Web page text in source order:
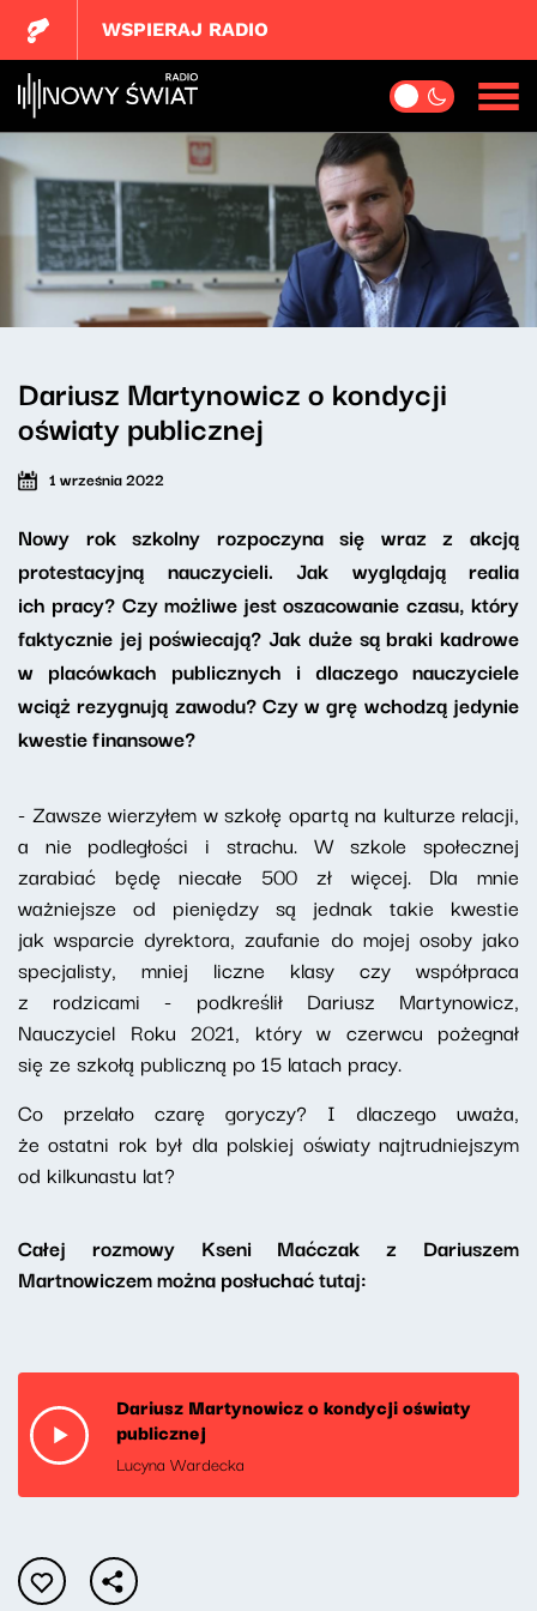
WSPIERAJ RADIO
Dariusz Martynowicz o kondycji
oświaty publicznej
1 września 2022
Nowy rok szkolny rozpoczyna się wraz z akcją
protestacyjną nauczycieli. Jak wyglądają realia
ich pracy? Czy możliwe jest oszacowanie czasu, który
faktycznie jej poświecają? Jak duże są braki kadrowe
w placówkach publicznych i dlaczego nauczyciele
wciąż rezygnują zawodu? Czy w grę wchodzą jedynie
kwestie finansowe?
- Zawsze wierzyłem w szkołę opartą na kulturze relacji,
a nie podległości i strachu. W szkole społecznej
zarabiać będę niecałe 500 zł więcej. Dla mnie
ważniejsze od pieniędzy są jednak takie kwestie
jak wsparcie dyrektora, zaufanie do mojej osoby jako
specjalisty, mniej liczne klasy czy współpraca
z rodzicami - podkreślił Dariusz Martynowicz,
Nauczyciel Roku 2021, który w czerwcu pożegnał
się ze szkołą publiczną po 15 latach pracy.
Co przelało czarę goryczy? I dlaczego uważa,
że ostatni rok był dla polskiej oświaty najtrudniejszym
od kilkunastu lat?
Całej rozmowy Kseni Maćczak z Dariuszem
Martnowiczem można posłuchać tutaj:
Dariusz Martynowicz o kondycji oświaty
publicznej
Lucyna Wardecka